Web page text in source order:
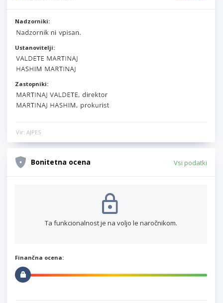
Nadzorniki:
Ustanovitelji:
Zastopniki:
Vir: AJPES
Bonitetna ocena Vsi podatki
Ta funkcionalnost je na voljo le naročnikom.
Finančna ocena: